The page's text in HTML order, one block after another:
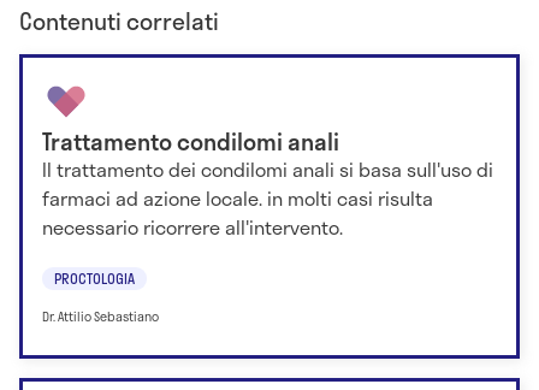
Contenuti correlati
Trattamento condilomi anali
Il trattamento dei condilomi anali si basa sull'uso di
farmaci ad azione locale. in molti casi risulta
necessario ricorrere all'intervento.
PROCTOLOGIA
Dr. Attilio Sebastiano